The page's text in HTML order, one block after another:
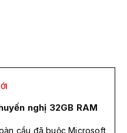
nghị 32GB RAM
cầu đã buộc Microsoft